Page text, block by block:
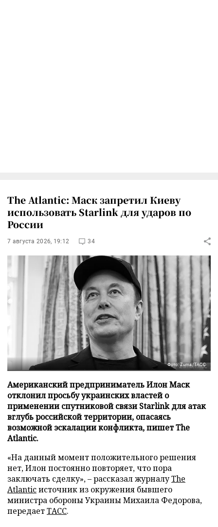
The Atlantic: Маск запретил Киеву
использовать Starlink для ударов по
России
7 августа 2026, 19:12 34
Фото: Zuma/ТАСС
Американский предприниматель Илон Маск
отклонил просьбу украинских властей о
применении спутниковой связи Starlink для атак
вглубь российской территории, опасаясь
возможной эскалации конфликта, пишет The
Atlantic.
«На данный момент положительного решения
нет, Илон постоянно повторяет, что пора
заключать сделку», – рассказал журналуThe
Atlanticисточник из окружения бывшего
министра обороны Украины Михаила Федорова,
передаетТАСС.